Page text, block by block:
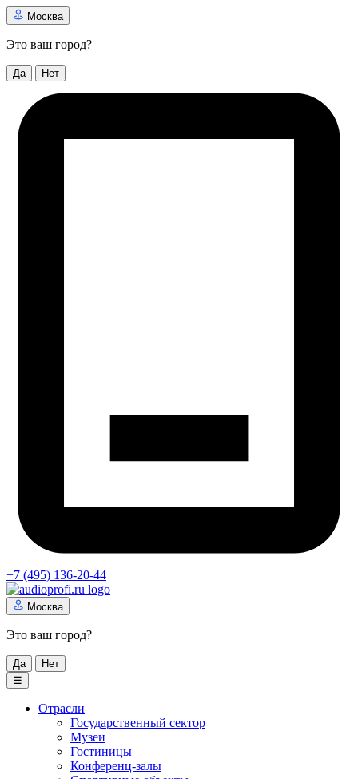
Москва
Это ваш город?
Да Нет
+7 (495) 136-20-44
Москва
Это ваш город?
Да
Нет
☰
Отрасли
Государственный сектор
Музеи
Гостиницы
Конференц-залы